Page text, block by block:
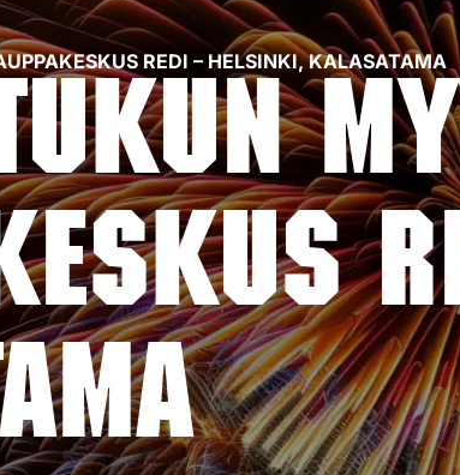
REDI – HELSINKI, KALASATAMA